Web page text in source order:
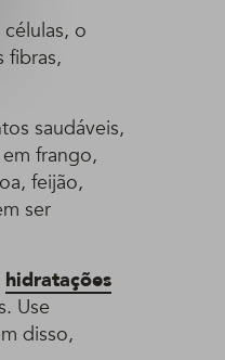
o
fibras,
saudáveis,
frango,
feijão,
ser
hidratações
Use
disso,